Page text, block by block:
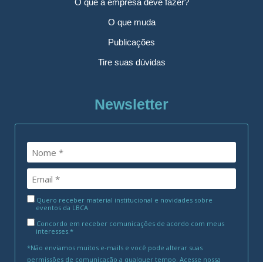
O que a empresa deve fazer?
O que muda
Publicações
Tire suas dúvidas
Newsletter
Quero receber material institucional e novidades sobre
eventos da LBCA
Concordo em receber comunicações de acordo com meus
interesses.*
*Não enviamos muitos e-mails e você pode alterar suas
permissões de comunicação a qualquer tempo. Acesse nossa